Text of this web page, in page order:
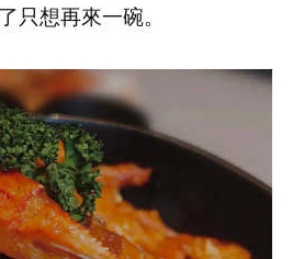
想再來一碗。